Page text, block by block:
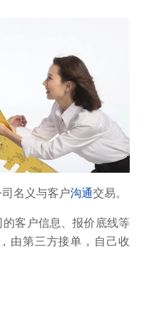
名义与客户沟通交易。
的客户信息、报价底线等
，由第三方接单，自己收